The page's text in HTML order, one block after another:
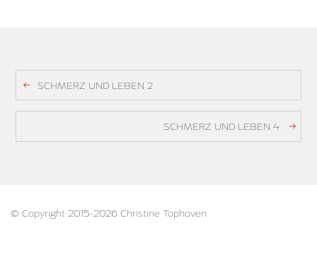
SCHMERZ UND LEBEN 2
SCHMERZ UND LEBEN 4
© Copyright 2015-2026 Christine Tophoven